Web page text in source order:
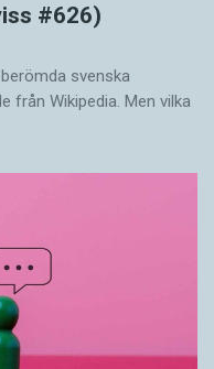
#626)
svenska
från Wikipedia. Men vilka